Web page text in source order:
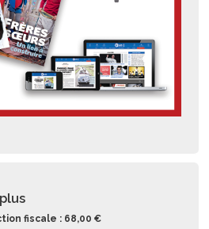
fiscale : 68,00 €